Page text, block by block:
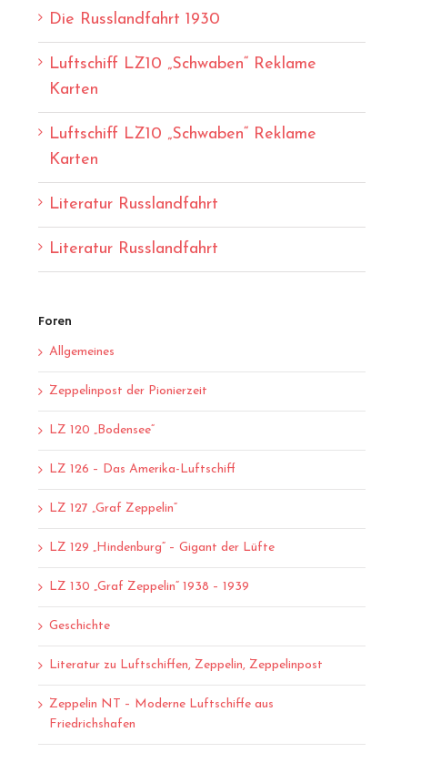
Die Russlandfahrt 1930
Luftschiff LZ10 „Schwaben“ Reklame
Karten
Luftschiff LZ10 „Schwaben“ Reklame
Karten
Literatur Russlandfahrt
Literatur Russlandfahrt
Foren
Allgemeines
Zeppelinpost der Pionierzeit
LZ 120 „Bodensee“
LZ 126 – Das Amerika-Luftschiff
LZ 127 „Graf Zeppelin“
LZ 129 „Hindenburg“ – Gigant der Lüfte
LZ 130 „Graf Zeppelin“ 1938 – 1939
Geschichte
Literatur zu Luftschiffen, Zeppelin, Zeppelinpost
Zeppelin NT – Moderne Luftschiffe aus
Friedrichshafen